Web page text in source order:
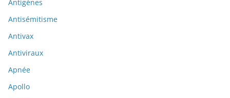
Antigènes
Antisémitisme
Antivax
Antiviraux
Apnée
Apollo